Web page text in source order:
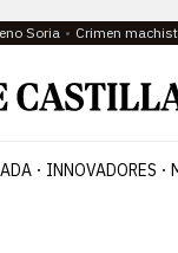
Soria Crimen
INNOVADORES